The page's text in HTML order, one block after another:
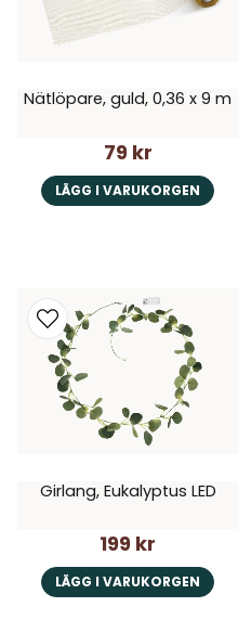
Nätlöpare, guld, 0,36 x 9 m
79 kr
LÄGG I VARUKORGEN
Girlang, Eukalyptus LED
199 kr
LÄGG I VARUKORGEN